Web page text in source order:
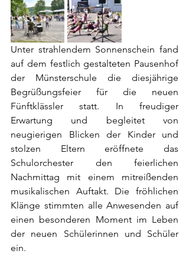
Unter strahlendem Sonnenschein fand
auf dem festlich gestalteten Pausenhof
der Münsterschule die diesjährige
Begrüßungsfeier für die neuen
Fünftklässler statt. In freudiger
Erwartung und begleitet von
neugierigen Blicken der Kinder und
stolzen Eltern eröffnete das
Schulorchester den feierlichen
Nachmittag mit einem mitreißenden
musikalischen Auftakt. Die fröhlichen
Klänge stimmten alle Anwesenden auf
einen besonderen Moment im Leben
der neuen Schülerinnen und Schüler
ein.